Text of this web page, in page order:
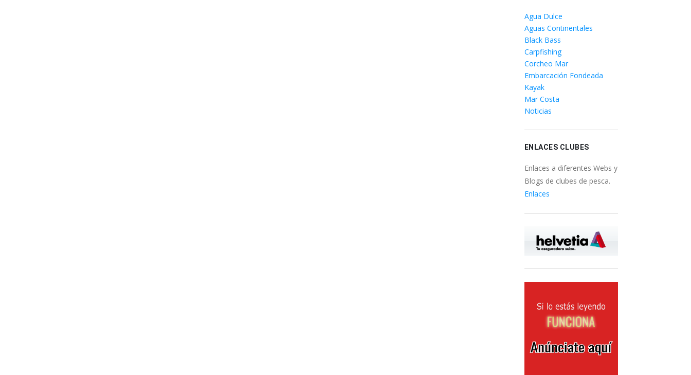
Agua Dulce
Aguas Continentales
Black Bass
Carpfishing
Corcheo Mar
Embarcación Fondeada
Kayak
Mar Costa
Noticias
ENLACES CLUBES
Enlaces a diferentes Webs y
Blogs de clubes de pesca.
Enlaces